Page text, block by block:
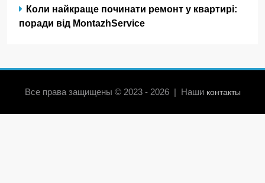
Коли найкраще починати ремонт у квартирі:
поради від MontazhService
Все права защищены © 2023 - 2026 | Наши контакты